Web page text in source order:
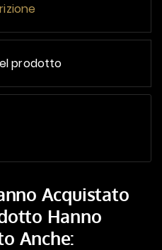
prodotto
Acquistato
Hanno
Anche: